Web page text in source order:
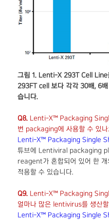
그림 1. Lenti-X 293T Cell
293FT cell 보다 각각 30배, 6
습니다.
Q8.Lenti-X™ Packaging
번 packaging에 사용할 수 있나
Lenti-X™ Packaging Single
튜브에 Lentiviral packaging
reagent가 혼합되어 있어 한
적용할 수 있습니다.
Q9.Lenti-X™ Packaging
얼마나 많은 lentivirus를 생산
Lenti-X™ Packaging Single